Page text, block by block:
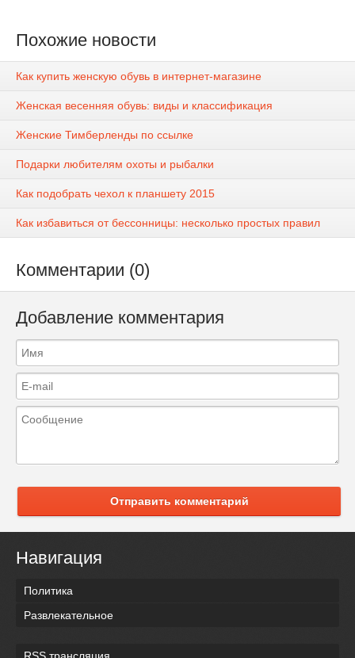
Похожие новости
Как купить женскую обувь в интернет-магазине
Женская весенняя обувь: виды и классификация
Женские Тимберленды по ссылке
Подарки любителям охоты и рыбалки
Как подобрать чехол к планшету 2015
Как избавиться от бессонницы: несколько простых правил
Комментарии (0)
Добавление комментария
Отправить комментарий
Навигация
Политика
Развлекательное
RSS трансляция